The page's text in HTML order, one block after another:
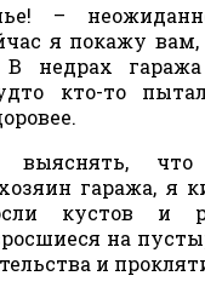
–
я покажу
В недрах
кто-то
выяснять,
гаража, я
кустов и
на
и